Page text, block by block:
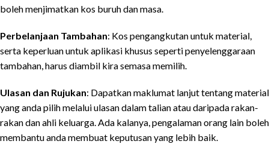
boleh menjimatkan kos buruh dan masa.
Perbelanjaan Tambahan: Kos pengangkutan untuk material,
serta keperluan untuk aplikasi khusus seperti penyelenggaraan
tambahan, harus diambil kira semasa memilih.
Ulasan dan Rujukan: Dapatkan maklumat lanjut tentang material
yang anda pilih melalui ulasan dalam talian atau daripada rakan-
rakan dan ahli keluarga. Ada kalanya, pengalaman orang lain boleh
membantu anda membuat keputusan yang lebih baik.